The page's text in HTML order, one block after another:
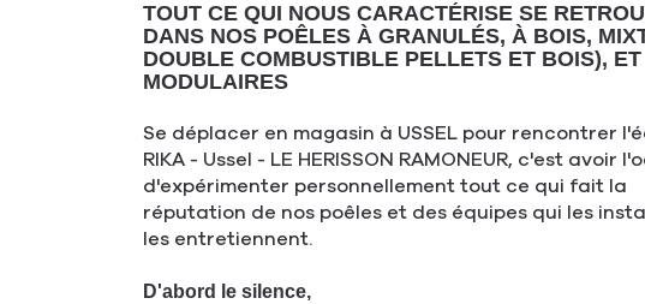
TOUT CE QUI NOUS CARACTÉRISE SE
DANS NOS POÊLES À GRANULÉS, À BOIS,
DOUBLE COMBUSTIBLE PELLETS ET BOIS), ET
MODULAIRES
Se déplacer en magasin à USSEL pour rencontrer
RIKA - Ussel - LE HERISSON RAMONEUR, c'est avoir
d'expérimenter personnellement tout ce qui fait la
réputation de nos poêles et des équipes qui les
les entretiennent.
D'abord le silence,